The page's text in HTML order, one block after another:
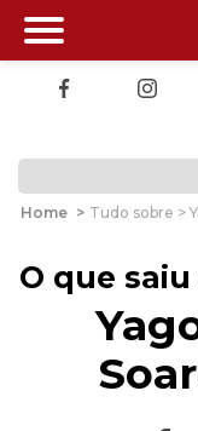
Home > Tudo sobre >
O que